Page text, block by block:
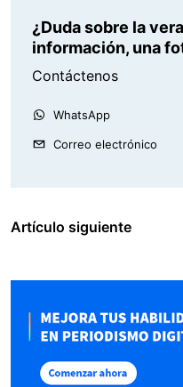
¿Duda sobre la
información, una
Contáctenos
WhatsApp
Correo electrónico
Artículo siguiente